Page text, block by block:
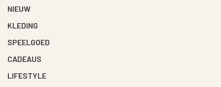
NIEUW
KLEDING
SPEELGOED
CADEAUS
LIFESTYLE